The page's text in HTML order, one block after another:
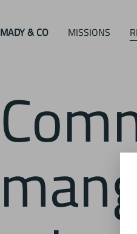
MADY & CO MISSIONS
Comment